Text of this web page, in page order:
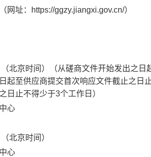
网址：https://ggzy.jiangxi.gov.cn/）
北京时间）（从磋商文件开始发出之
起至供应商提交首次响应文件截止之
日止不得少于3个工作日）
心
北京时间）
心